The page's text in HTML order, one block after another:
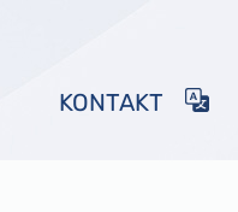
KONTAKT